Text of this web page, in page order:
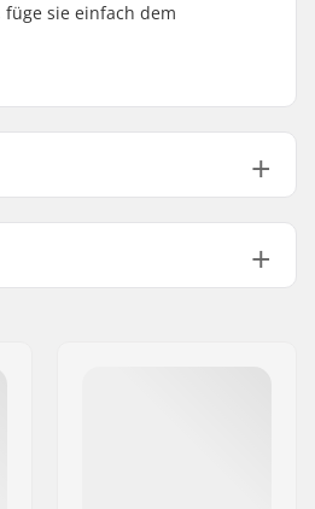
sie einfach dem
10mm, 14mm
Plastik, Aluminium